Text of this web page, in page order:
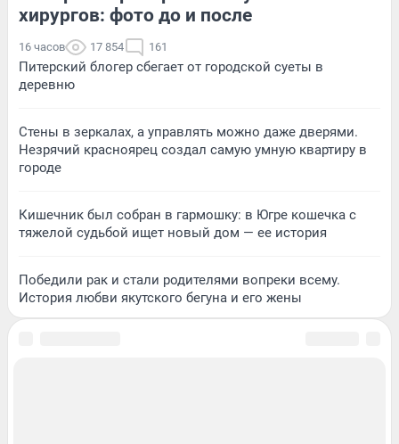
хирургов: фото до и после
16 часов 17 854 161
Питерский блогер сбегает от городской суеты в
деревню
Стены в зеркалах, а управлять можно даже дверями.
Незрячий красноярец создал самую умную квартиру в
городе
Кишечник был собран в гармошку: в Югре кошечка с
тяжелой судьбой ищет новый дом — ее история
Победили рак и стали родителями вопреки всему.
История любви якутского бегуна и его жены